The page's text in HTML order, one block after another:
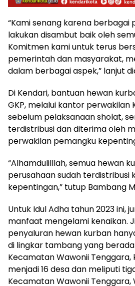
“Kami senang karena berbagai
lakukan disambut baik oleh
Komitmen kami untuk terus
pemerintah dan masyarakat,
dalam berbagai aspek,” lanjut
Di Kendari, bantuan hewan
GKP, melalui kantor perwakilan
sebelum pelaksanaan sholat,
terdistribusi dan diterima oleh
perwakilan pemangku
“Alhamdulilllah, semua hewan
perusahaan sudah terdistribusi
kepentingan,” tutup Bambang
Untuk Idul Adha tahun 2023 ini,
manfaat mengelami kenaikan.
penyaluran hewan kurban
di lingkar tambang yang
Kecamatan Wawonii Tenggara,
menjadi 16 desa dan meliputi
Kecamatan Wawonii Tenggara,